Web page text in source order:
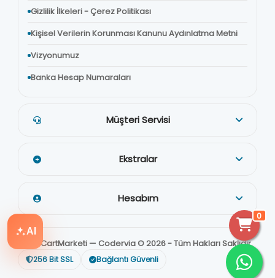
0
Gizlilik İlkeleri - Çerez Politikası
Kişisel Verilerin Korunması Kanunu Aydınlatma Metni
Vizyonumuz
Banka Hesap Numaraları
Müşteri Servisi
Ekstralar
Hesabım
OpenCartMarketi — Codervia © 2026 - Tüm Hakları Saklıdır.
256 Bit SSL Bağlantı Güvenli
AI